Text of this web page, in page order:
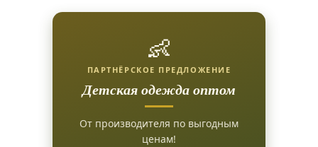
👶
ПАРТНЁРСКОЕ ПРЕДЛОЖЕНИЕ
Детская одежда оптом
От производителя по выгодным
ценам!